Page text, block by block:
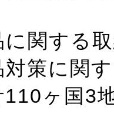
関する
策に関
ヶ国3